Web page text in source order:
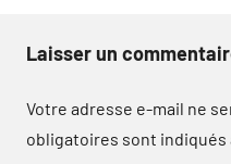
Laisser un
Votre adresse e-mail ne
obligatoires sont indiqués